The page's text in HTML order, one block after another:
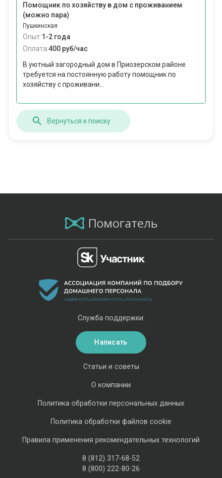
Помощник по хозяйству в дом с проживанием
(можно пара)
Пушкинская
Опыт:1-2 года
Оплата:400 руб/час
В уютный загородный дом в Приозерском районе
требуется на постоянную работу помощник по
хозяйству с проживани...
Вернуться к поиску
Помогатель
Статьи и советы
О компании
Политика обработки персональных данных
Политика обработки файлов cookie
Правила применения рекомендательных технологий
8 (812) 317-68-52
8 (800) 222-80-26
Служба поддержки:
Написать